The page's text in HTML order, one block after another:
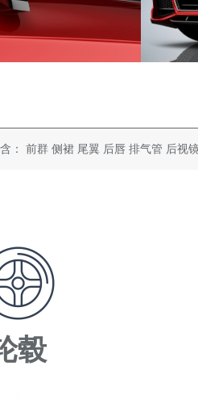
： 前群 侧裙 尾翼 后唇 排气管 后视
毂